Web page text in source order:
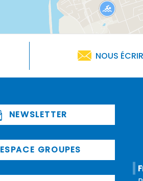
NOUS
NEWSLETTER
ESPACE GROUPES